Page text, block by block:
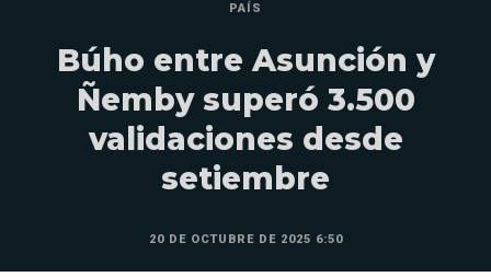
PAÍS
Búho entre Asunción y
Ñemby superó 3.500
validaciones desde
setiembre
20 DE OCTUBRE DE 2025 6:50